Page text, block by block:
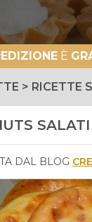
È
> RICETTE
SALATI
DAL BLOG